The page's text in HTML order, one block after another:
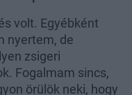
volt. Egyébként
nyertem, de
zsigeri
Fogalmam sincs,
örülök neki, hogy